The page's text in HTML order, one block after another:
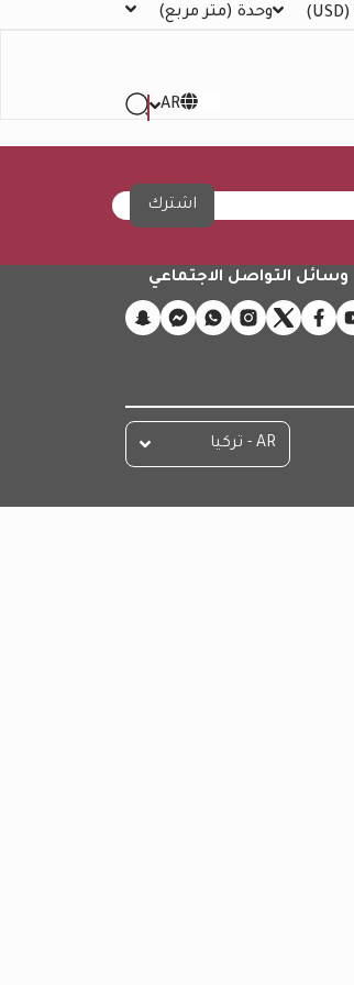
(USD) وحدة (متر مربع)
AR
اشترك
وسائل التواصل الاجتماعي
AR - تركيا